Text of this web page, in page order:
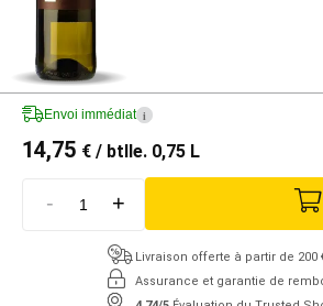
Envoi immédiat i
14,75 € / btlle. 0,75 L
- +
Livraison offerte à partir de 200
Assurance et garantie de